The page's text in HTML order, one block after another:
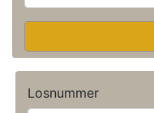
Home page
letzte Ergebnisse
Archiv
Losnummer